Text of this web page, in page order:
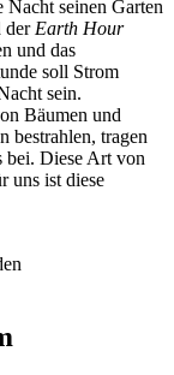
Nacht seinen Garten
der Earth Hour
und das
soll Strom
sein.
Bäumen und
bestrahlen, tragen
bei. Diese Art von
uns ist diese